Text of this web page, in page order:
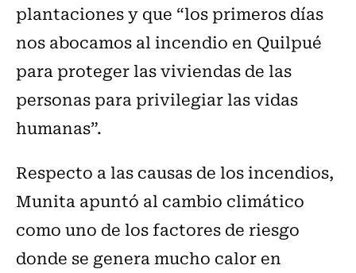
plantaciones y que “los primeros días
nos abocamos al incendio en Quilpué
para proteger las viviendas de las
personas para privilegiar las vidas
humanas”.
Respecto a las causas de los incendios,
Munita apuntó al cambio climático
como uno de los factores de riesgo
donde se genera mucho calor en